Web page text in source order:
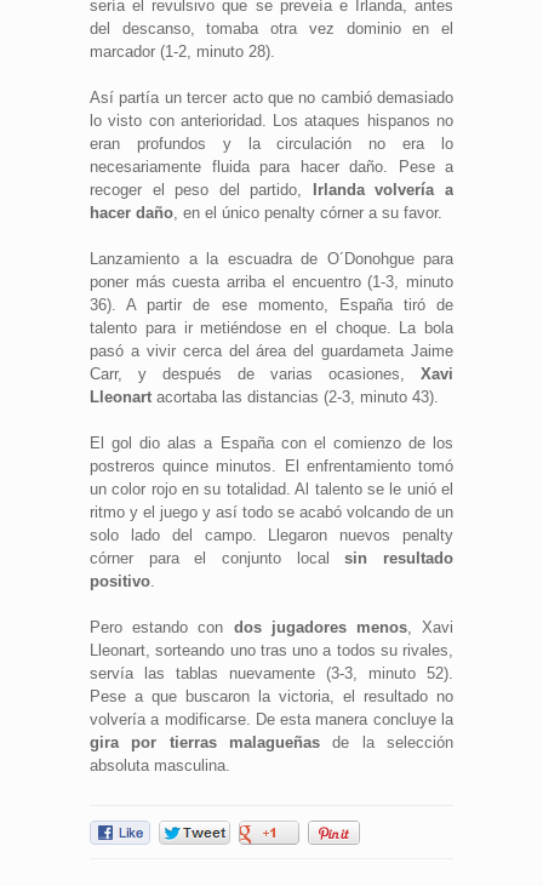
sería el revulsivo que se preveía e Irlanda, antes
del descanso, tomaba otra vez dominio en el
marcador (1-2, minuto 28).
Así partía un tercer acto que no cambió demasiado
lo visto con anterioridad. Los ataques hispanos no
eran profundos y la circulación no era lo
necesariamente fluida para hacer daño. Pese a
recoger el peso del partido,
Irlanda volvería a
hacer daño, en el único penalty córner a su favor.
Lanzamiento a la escuadra de O´Donohgue para
poner más cuesta arriba el encuentro (1-3, minuto
36). A partir de ese momento, España tiró de
talento para ir metiéndose en el choque. La bola
pasó a vivir cerca del área del guardameta Jaime
Carr, y después de varias ocasiones, Xavi
Lleonart acortaba las distancias (2-3, minuto 43).
El gol dio alas a España con el comienzo de los
postreros quince minutos. El enfrentamiento tomó
un color rojo en su totalidad. Al talento se le unió el
ritmo y el juego y así todo se acabó volcando de un
solo lado del campo. Llegaron nuevos penalty
córner para el conjunto localsin resultado
positivo.
Pero estando con dos jugadores menos, Xavi
Lleonart, sorteando uno tras uno a todos su rivales,
servía las tablas nuevamente (3-3, minuto 52).
Pese a que buscaron la victoria, el resultado no
volvería a modificarse. De esta manera concluye la
gira por tierras malagueñas de la selección
absoluta masculina.